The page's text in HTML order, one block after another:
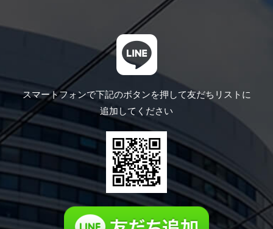
スマートフォンで下記のボタンを押して友だちリストに
追加してください